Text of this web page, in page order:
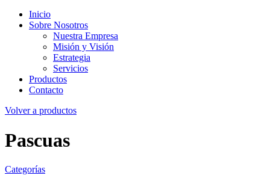
Inicio
Sobre Nosotros
Nuestra Empresa
Misión y Visión
Estrategia
Servicios
Productos
Contacto
Volver a productos
Pascuas
Categorías